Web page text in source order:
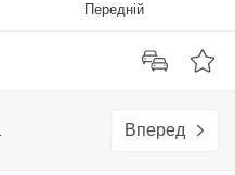
Передній
Вперед